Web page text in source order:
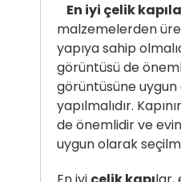
En iyi çelik
malzemelerden
yapıya sahip
görüntüsü de
görüntüsüne
yapılmalıdır.
de önemlidir ve
uygun olarak